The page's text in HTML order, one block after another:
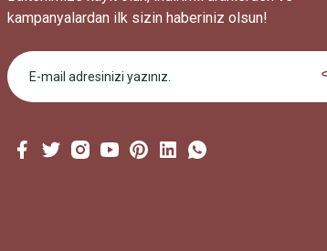
kampanyalardan ilk sizin haberiniz olsun!